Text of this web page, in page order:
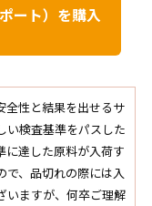
ート）を購入
全性と結果を出せるサ
い検査基準をパスした
に達した原料が入荷す
で、品切れの際には入
いますが、何卒ご理解